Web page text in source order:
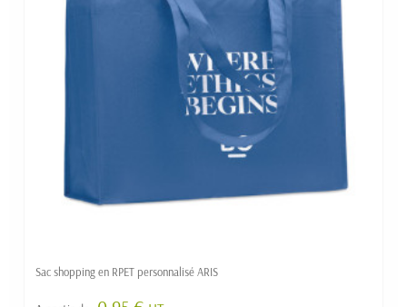
Sac shopping en RPET personnalisé ARIS